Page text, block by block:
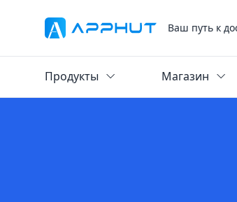
Ваш путь к
Продукты Магазин